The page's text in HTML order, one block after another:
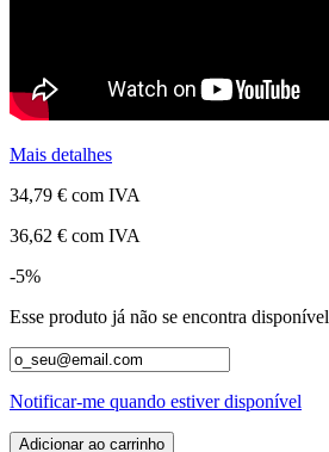
Mais detalhes
34,79 € com IVA
36,62 € com IVA
-5%
Esse produto já não se encontra disponível
Notificar-me quando estiver disponível
Adicionar ao carrinho